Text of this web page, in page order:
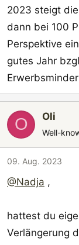
2023 steigt
dann bei 100
Perspektive
gutes Jahr
O Oli
Well-
09. Aug. 2023
@Nadja ,
hattest du
Verlängerung